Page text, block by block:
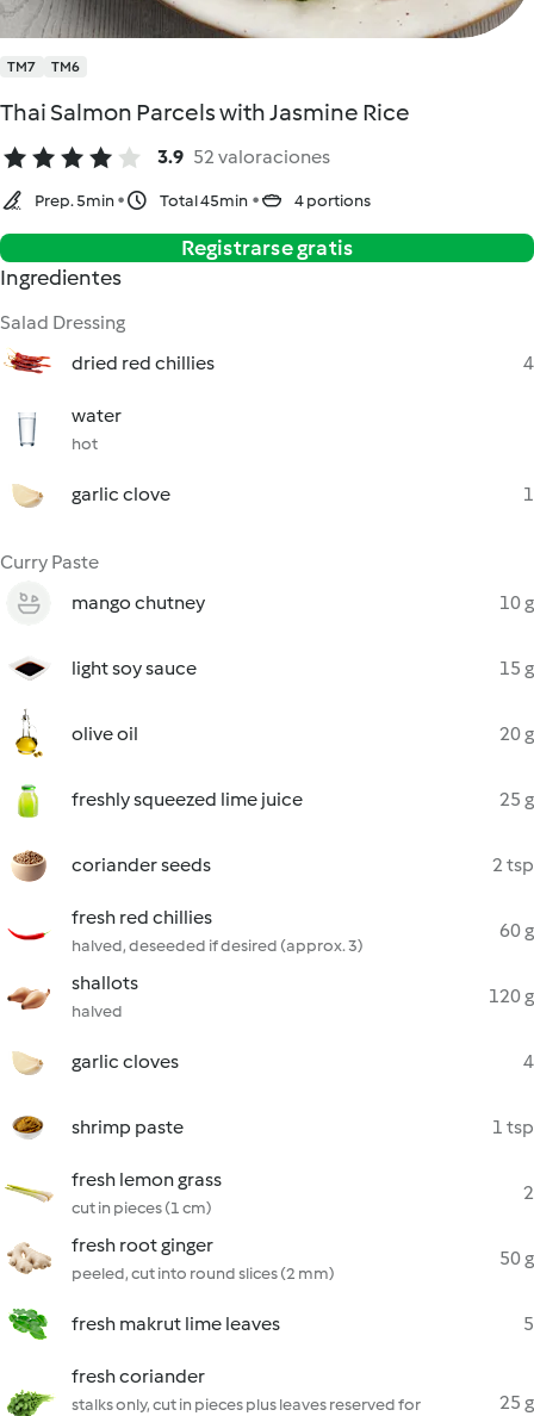
TM7 TM6
Thai Salmon Parcels with Jasmine Rice
3.9 52 valoraciones
Prep. 5min Total 45min 4 portions
Registrarse gratis
Ingredientes
Salad Dressing
dried red chillies
4
water
hot
garlic clove 1
Curry Paste
mango chutney
10 g
light soy sauce 15 g
olive oil 20 g
freshly squeezed lime juice 25 g
coriander seeds 2 tsp
fresh red chillies
halved, deseeded if desired (approx. 3)
60 g
shallots
halved
120 g
garlic cloves 4
shrimp paste 1 tsp
fresh lemon grass
cut in pieces (1 cm)
2
fresh root ginger
peeled, cut into round slices (2 mm)
50 g
fresh makrut lime leaves 5
fresh coriander
stalks only, cut in pieces plus leaves reserved for
25 g